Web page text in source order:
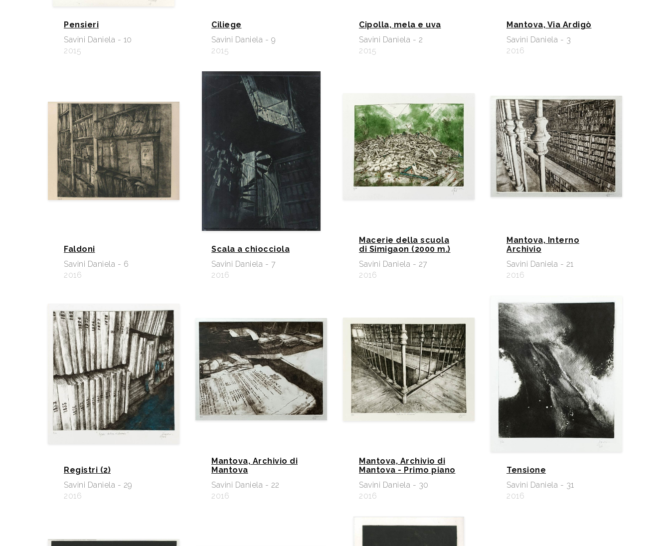
Pensieri
Savini Daniela - 10
2015
Ciliege
Savini Daniela - 9
2015
Cipolla, mela e uva
Savini Daniela - 2
2015
Mantova, Via Ardigò
Savini Daniela - 3
2016
Faldoni
Savini Daniela - 6
2016
Scala a chiocciola
Savini Daniela - 7
2016
Macerie della scuola
di Simigaon (2000 m.)
Savini Daniela - 27
2016
Mantova, Interno
Archivio
Savini Daniela - 21
2016
Registri (2)
Savini Daniela - 29
2016
Mantova, Archivio di
Mantova
Savini Daniela - 22
2016
Mantova, Archivio di
Mantova - Primo piano
Savini Daniela - 30
2016
Tensione
Savini Daniela - 31
2016